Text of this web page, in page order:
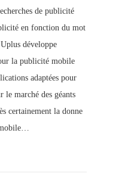
de publicité
en fonction du mot
développe
la publicité mobile
adaptées pour
le marché des géants
certainement la donne